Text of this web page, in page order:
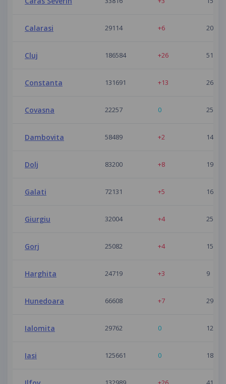
Calarasi 29114 +6 20
Cluj 186584 +26 51
Constanta 131691 +13 26
Covasna 22257 0 25
Dambovita 58489 +2 14
Dolj 83200 +8 19
Galati 72131 +5 16
Giurgiu 32004 +4 25
Gorj 25082 +4 15
Harghita 24719 +3 9
Hunedoara 66608 +7 29
Ialomita 29762 0 12
Iasi 125661 0 18